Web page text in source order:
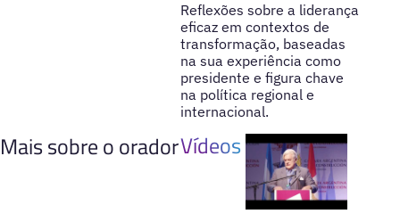
Reflexões sobre a liderança
eficaz em contextos de
transformação, baseadas
na sua experiência como
presidente e figura chave
na política regional e
internacional.
Mais sobre o oradorVídeos